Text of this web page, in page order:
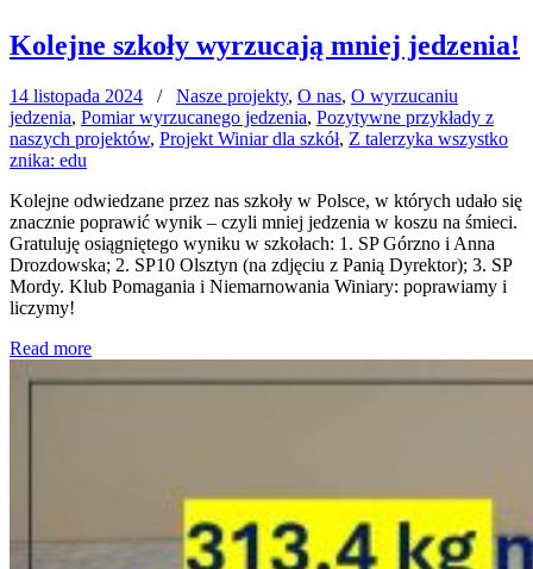
Kolejne szkoły wyrzucają mniej jedzenia!
14 listopada 2024 / Nasze projekty, O nas, O wyrzucaniu
jedzenia, Pomiar wyrzucanego jedzenia, Pozytywne przykłady z
naszych projektów, Projekt Winiar dla szkół, Z talerzyka wszystko
znika: edu
Kolejne odwiedzane przez nas szkoły w Polsce, w których udało się
znacznie poprawić wynik – czyli mniej jedzenia w koszu na śmieci.
Gratuluję osiągniętego wyniku w szkołach: 1. SP Górzno i Anna
Drozdowska; 2. SP10 Olsztyn (na zdjęciu z Panią Dyrektor); 3. SP
Mordy. Klub Pomagania i Niemarnowania Winiary: poprawiamy i
liczymy!
Read more